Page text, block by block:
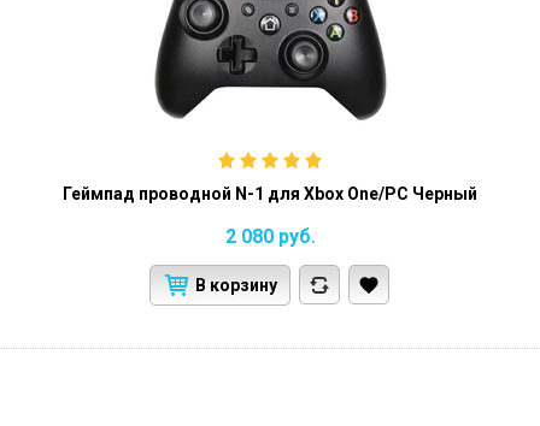
Геймпад проводной N-1 для Xbox One/PC Черный
2 080 руб.
В корзину